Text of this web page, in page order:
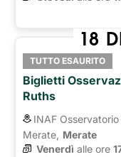
18
TUTTO ESAURITO
Biglietti
Ruths
INAF
Merate, Merate
Venerdì alle ore